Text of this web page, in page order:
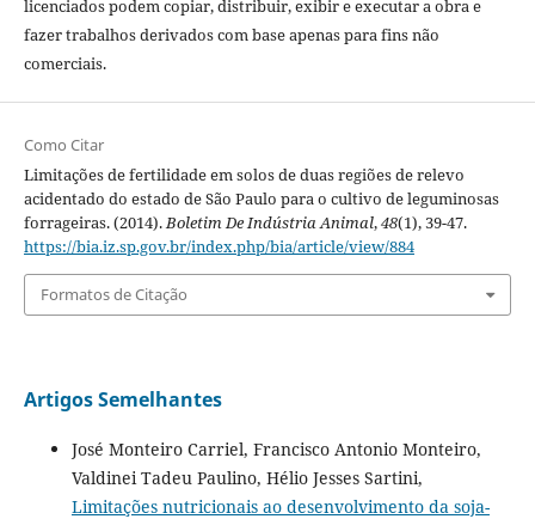
licenciados podem copiar, distribuir, exibir e executar a obra e
fazer trabalhos derivados com base apenas para fins não
comerciais.
Como Citar
Limitações de fertilidade em solos de duas regiões de relevo
acidentado do estado de São Paulo para o cultivo de leguminosas
forrageiras. (2014).Boletim De Indústria Animal,48(1), 39-47.
https://bia.iz.sp.gov.br/index.php/bia/article/view/884
Formatos de Citação
Artigos Semelhantes
José Monteiro Carriel, Francisco Antonio Monteiro,
Valdinei Tadeu Paulino, Hélio Jesses Sartini,
Limitações nutricionais ao desenvolvimento da soja-